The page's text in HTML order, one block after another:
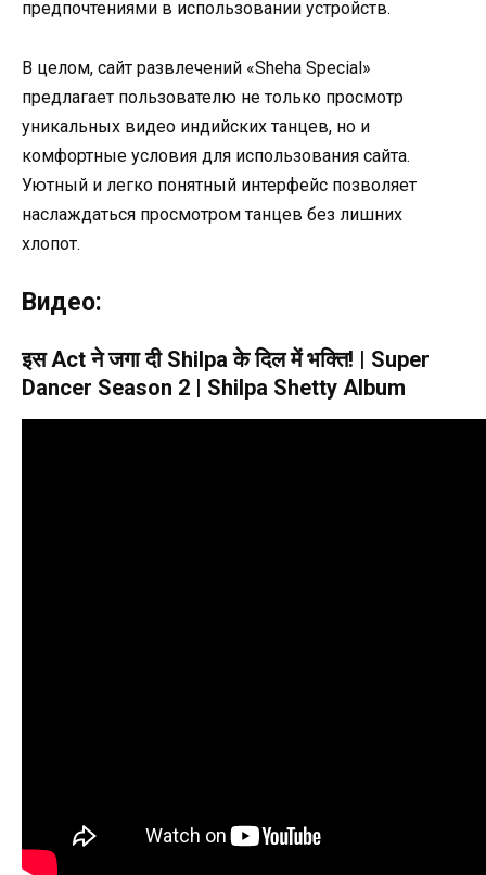
предпочтениями в использовании устройств.
В целом, сайт развлечений «Sheha Special»
предлагает пользователю не только просмотр
уникальных видео индийских танцев, но и
комфортные условия для использования сайта.
Уютный и легко понятный интерфейс позволяет
наслаждаться просмотром танцев без лишних
хлопот.
Видео:
इस Act ने जगा दी Shilpa के दिल में भक्ति! | Super
Dancer Season 2 | Shilpa Shetty Album